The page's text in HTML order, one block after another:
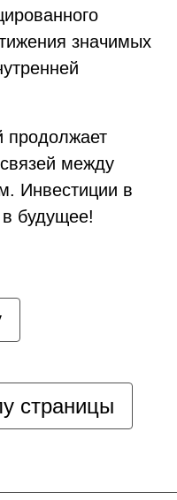
значимых
продолжает
между
Инвестиции в
в будущее!
страницы